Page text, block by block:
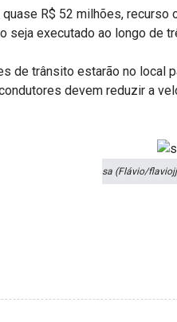
R$ 52 milhões, recurso
seja executado ao longo de
de trânsito estarão no local
devem reduzir a
sa (Flávio/